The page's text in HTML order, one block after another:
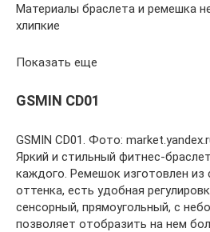
Материалы браслета и ремешка
хлипкие
Показать еще
GSMIN CD01
GSMIN CD01. Фото:
Яркий и стильный фитнес-
каждого. Ремешок изготовлен из
оттенка, есть удобная
сенсорный, прямоугольный, с
позволяет отобразить на нем